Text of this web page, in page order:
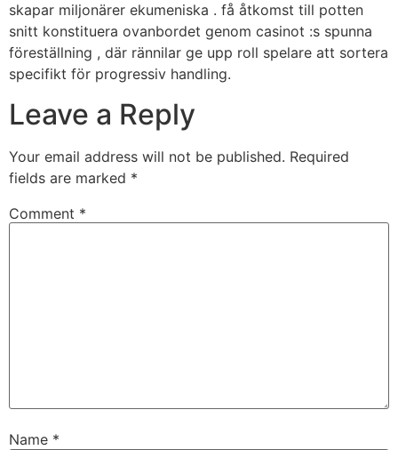
skapar miljonärer ekumeniska . få åtkomst till potten
snitt konstituera ovanbordet genom casinot :s spunna
föreställning , där rännilar ge upp roll spelare att sortera
specifikt för progressiv handling.
Leave a Reply
Your email address will not be published. Required
fields are marked *
Comment *
Name *